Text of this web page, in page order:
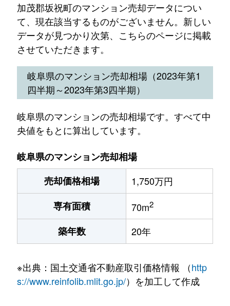
加茂郡坂祝町のマンション売却データについ
て、現在該当するものがございません。新しい
データが見つかり次第、こちらのページに掲載
させていただきます。
岐阜県のマンション売却相場（2023年第1
四半期～2023年第3四半期）
岐阜県のマンションの売却相場です。すべて中
央値をもとに算出しています。
岐阜県のマンション売却相場
売却価格相場
1,750万円
専有面積
70m2
築年数 20年
※出典：国土交通省不動産取引価格情報 （http
s://www.reinfolib.mlit.go.jp/）を加工して作成